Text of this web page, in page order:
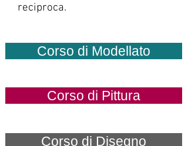
reciproca.
Corso di Modellato
Corso di Pittura
Corso di Disegno